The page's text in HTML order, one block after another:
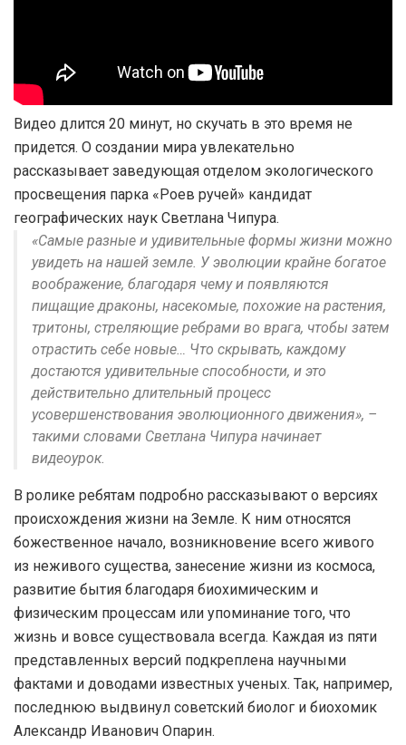
Видео длится 20 минут, но скучать в это время не
придется. О создании мира увлекательно
рассказывает заведующая отделом экологического
просвещения парка «Роев ручей» кандидат
географических наук Светлана Чипура.
«Самые разные и удивительные формы жизни можно
увидеть на нашей земле. У эволюции крайне богатое
воображение, благодаря чему и появляются
пищащие драконы, насекомые, похожие на растения,
тритоны, стреляющие ребрами во врага, чтобы затем
отрастить себе новые… Что скрывать, каждому
достаются удивительные способности, и это
действительно длительный процесс
усовершенствования эволюционного движения», –
такими словами Светлана Чипура начинает
видеоурок.
В ролике ребятам подробно рассказывают о версиях
происхождения жизни на Земле. К ним относятся
божественное начало, возникновение всего живого
из неживого существа, занесение жизни из космоса,
развитие бытия благодаря биохимическим и
физическим процессам или упоминание того, что
жизнь и вовсе существовала всегда. Каждая из пяти
представленных версий подкреплена научными
фактами и доводами известных ученых. Так, например,
последнюю выдвинул советский биолог и биохомик
Александр Иванович Опарин.